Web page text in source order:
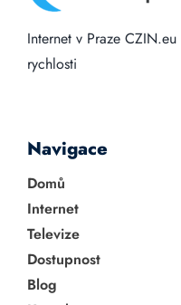
Internet v Praze CZIN.eu
rychlosti
Navigace
Domů
Internet
Televize
Dostupnost
Blog